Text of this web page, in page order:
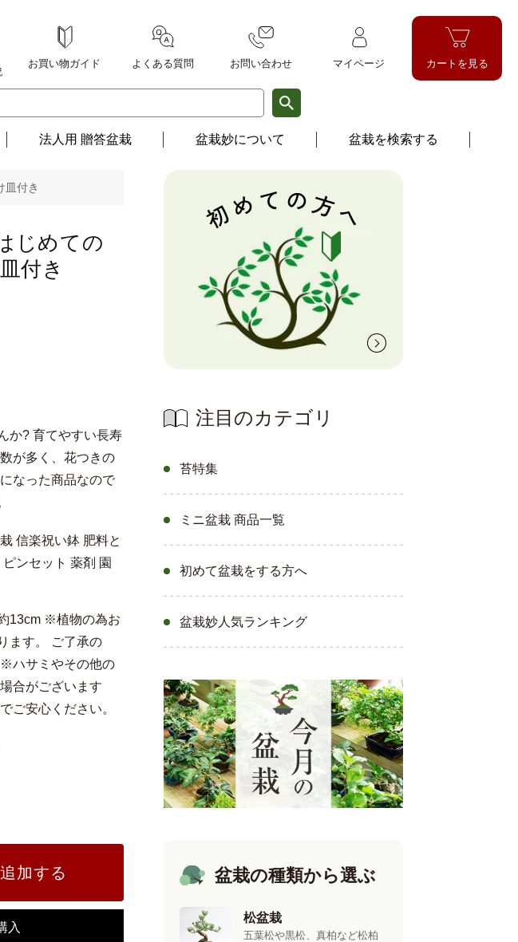
お買い物ガイド よくある質問 お問い合わせ マイページ カートを見る
法人用 贈答盆栽 盆栽妙について 盆栽を検索する
皿付き
じめての
付き
か? 育てやすい長寿
が多く、花つきの
なった商品なので
信楽祝い鉢 肥料と
ンセット 薬剤 園
13cm ※植物の為お
ます。 ご了承の
※ハサミやその他の
合がございます
ご安心ください。
加する
注目のカテゴリ
苔特集
ミニ盆栽 商品一覧
初めて盆栽をする方へ
盆栽妙人気ランキング
盆栽の種類から選ぶ
松盆栽
五葉松や黒松、真柏など松柏